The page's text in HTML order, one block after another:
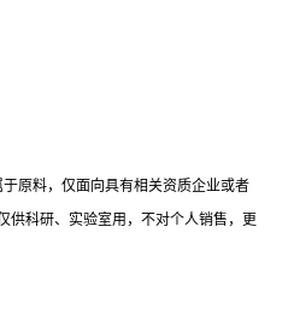
原料，仅面向具有相关资质企业或者
供科研、实验室用，不对个人销售，更